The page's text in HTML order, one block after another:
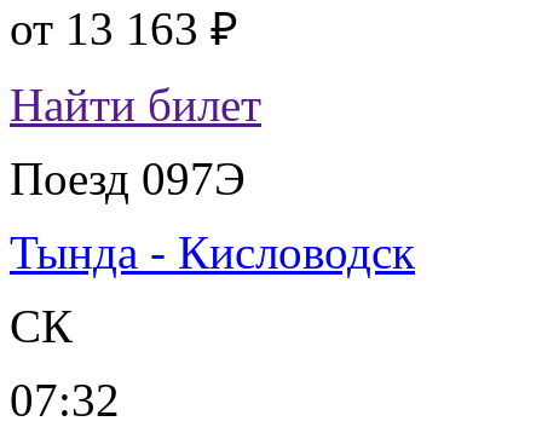
от 13 163 ₽
Найти билет
Поезд 097Э
Тында - Кисловодск
СК
07:32